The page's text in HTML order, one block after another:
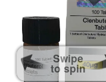
Swipe
to spin